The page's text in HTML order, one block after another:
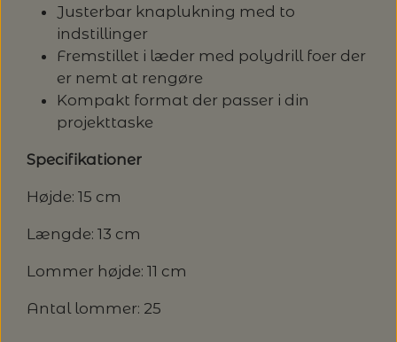
Justerbar knaplukning med to
indstillinger
Fremstillet i læder med polydrill foer der
er nemt at rengøre
Kompakt format der passer i din
projekttaske
Specifikationer
Højde: 15 cm
Længde: 13 cm
Lommer højde: 11 cm
Antal lommer: 25